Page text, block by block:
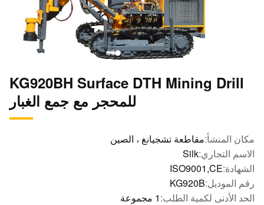
KG920BH Surface DTH Mining Drill
للمحجر مع جمع الغبار
المنشأ:مقاطعة تشجيانغ ، الصين
التجاري:Silk
ISO9001,CE
الموديل:KG920B
الأدنى لكمية الطلب:1 مجموعة